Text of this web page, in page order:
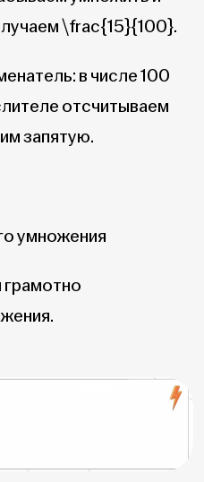
\frac{15}{100}.
в числе 100
отсчитываем
запятую.
умножения